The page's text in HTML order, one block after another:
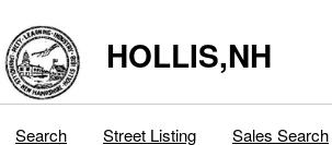
HOLLIS,NH
Search Street Listing Sales Search